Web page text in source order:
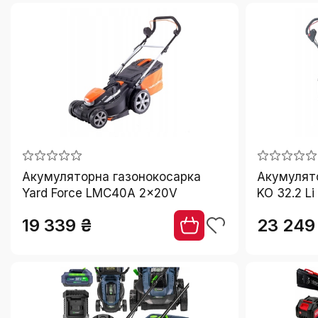
Акумуляторна газонокосарка
Yard Force LMC40A 2x20V
19 339 ₴
KO 32.2
23